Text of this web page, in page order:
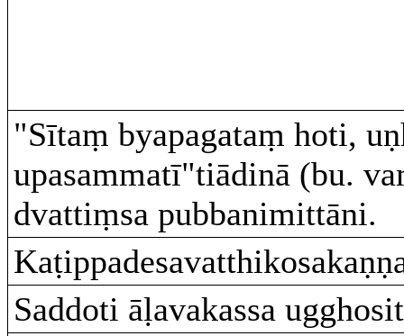
"Sītaṃ byapagataṃ hoti,
upasammatī"tiādinā (bu.
dvattiṃsa pubbanimittāni.
Saddoti āḷavakassa